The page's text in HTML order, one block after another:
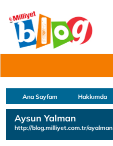
Ana Sayfam Hakkımda
Aysun Yalman
http://blog.milliyet.com.tr/ayalman